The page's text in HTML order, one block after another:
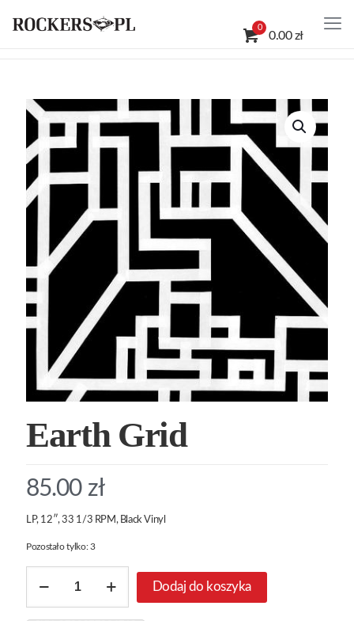
0
0.00 zł
Earth Grid
85.00 zł
LP, 12″, 33 1/3 RPM, Black Vinyl
Pozostało tylko: 3
Earth
Dodaj do koszyka